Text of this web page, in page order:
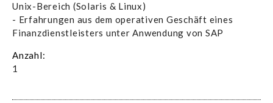
Unix-Bereich (Solaris & Linux)
- Erfahrungen aus dem operativen Geschäft eines
Finanzdienstleisters unter Anwendung von SAP
Anzahl:
1